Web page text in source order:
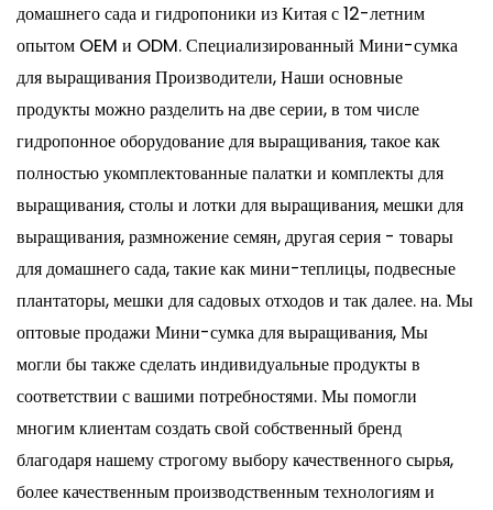
домашнего сада и гидропоники из Китая с 12-летним
опытом OEM и ODM. Специализированный Мини-сумка
для выращивания Производители, Наши основные
продукты можно разделить на две серии, в том числе
гидропонное оборудование для выращивания, такое как
полностью укомплектованные палатки и комплекты для
выращивания, столы и лотки для выращивания, мешки для
выращивания, размножение семян, другая серия - товары
для домашнего сада, такие как мини-теплицы, подвесные
плантаторы, мешки для садовых отходов и так далее. на. Мы
оптовые продажи Мини-сумка для выращивания, Мы
могли бы также сделать индивидуальные продукты в
соответствии с вашими потребностями. Мы помогли
многим клиентам создать свой собственный бренд
благодаря нашему строгому выбору качественного сырья,
более качественным производственным технологиям и